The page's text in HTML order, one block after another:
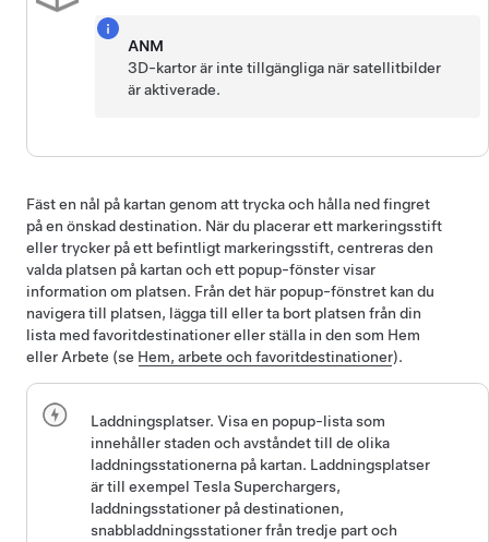
ANM
3D-kartor är inte tillgängliga när satellitbilder
är aktiverade.
Fäst en nål på kartan genom att trycka och hålla ned fingret
på en önskad destination. När du placerar ett markeringsstift
eller trycker på ett befintligt markeringsstift, centreras den
valda platsen på kartan och ett popup-fönster visar
information om platsen. Från det här popup-fönstret kan du
navigera till platsen, lägga till eller ta bort platsen från din
lista med favoritdestinationer eller ställa in den som Hem
eller Arbete (se Hem, arbete och favoritdestinationer).
Laddningsplatser. Visa en popup-lista som
innehåller staden och avståndet till de olika
laddningsstationerna på kartan. Laddningsplatser
är till exempel Tesla Superchargers,
laddningsstationer på destinationen,
snabbladdningsstationer från tredje part och